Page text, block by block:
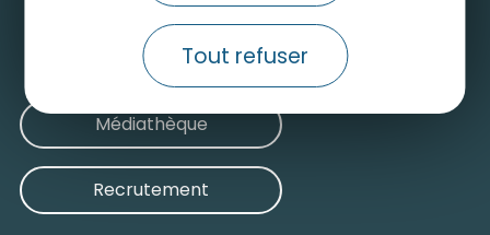
Tout refuser
Consulter le site grand public
Nos engagements pour un tourisme durable
Médiathèque
Recrutement